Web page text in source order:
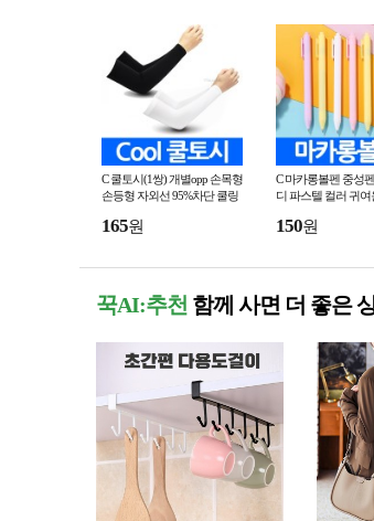
C 쿨토시(1쌍) 개별opp 손목형
손등형 자외선 95%차단 쿨링
한 냉감 방수 통풍
165원
C 마카롱볼펜 중성
디 파스텔 컬러 귀여
원 선물 인쇄 볼펜
150원
꾹AI:추천 함께 사면 더 좋은